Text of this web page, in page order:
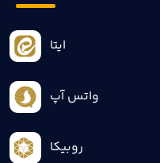
ایتا
واتس آپ
روبیکا